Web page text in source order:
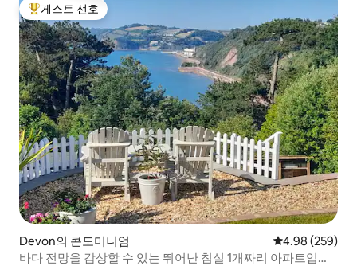
상위 게스트 선호
게스트 선호
Devon의 콘도미니엄 평점 4.98점(5
4.98 (259)
바다 전망을 감상할 수 있는 뛰어난 침실 1개짜리 아파트입니